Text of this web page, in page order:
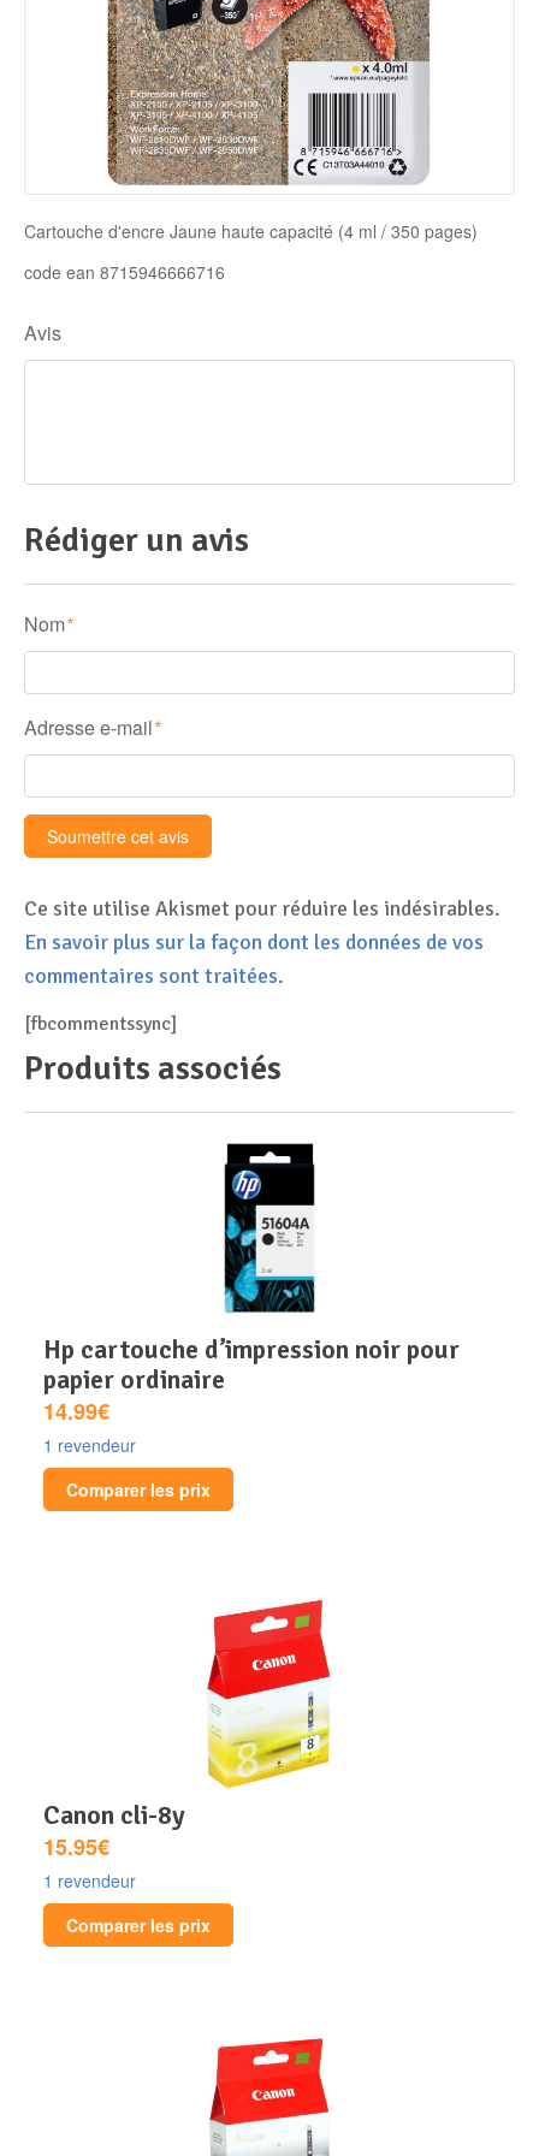
Disque SSD
Cartouche d'encre Jaune haute capacité (4 ml / 350 pages)
code ean 8715946666716
Avis
Rédiger un avis
Nom *
Adresse e-mail *
Ce site utilise Akismet pour réduire les indésirables.
En savoir plus sur la façon dont les données de vos
commentaires sont traitées.
[fbcommentssync]
Produits associés
hp cartouche d’impression noir pour
papier ordinaire
14.99€
1 revendeur
Comparer les prix
canon cli-8y
15.95€
1 revendeur
Comparer les prix